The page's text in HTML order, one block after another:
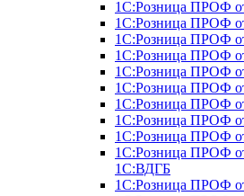
1С:Розница ПРОФ
1С:Розница ПРОФ
1С:Розница ПРОФ
1С:Розница ПРОФ
1С:Розница ПРОФ
1С:Розница ПРОФ
1С:Розница ПРОФ
1С:Розница ПРОФ
1С:Розница ПРОФ
1С:Розница ПРОФ
1С:ВДГБ
1С:Розница ПРОФ